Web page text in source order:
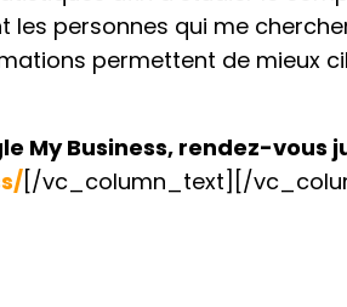
les personnes qui me
permettent de mieux
My Business, rendez-vous
[/vc_column_text][/